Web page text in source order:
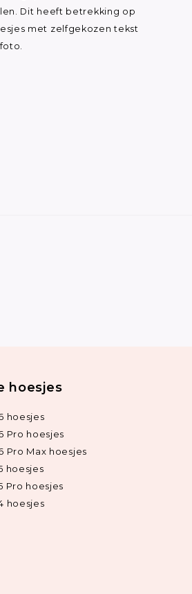
Dit heeft betrekking op
met zelfgekozen tekst
hoesjes
hoesjes
Pro hoesjes
Pro Max hoesjes
hoesjes
Pro hoesjes
hoesjes